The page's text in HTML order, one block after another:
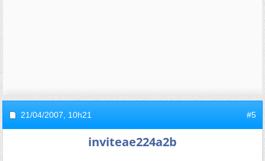
21/04/2007, 10h21 #5
inviteae224a2b